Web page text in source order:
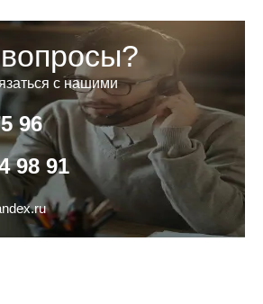
с нашими
96 8 800 200 75 96
98 91